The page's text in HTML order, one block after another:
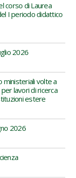
corso di Laurea
I periodo didattico
2026
ministeriali volte a
lavori di ricerca
estere
2026